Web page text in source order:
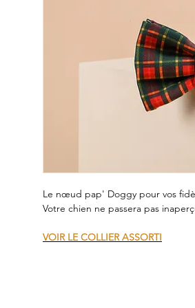
Le nœud pap' Doggy pour vos
Votre chien ne passera pas
VOIR LE COLLIER ASSORTI